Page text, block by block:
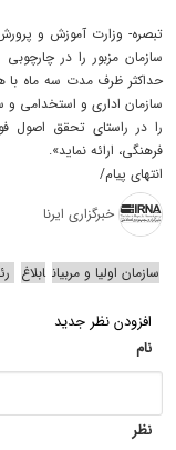
تبصره- وزارت آموزش و
سازمان مزبور را در
حداکثر ظرف مدت سه ماه با
سازمان اداری و استخدامی و
را در راستای تحقق اصول
فرهنگی، ارائه نماید».
انتهای پیام/
خبرگزاری ایرنا
سازمان اولیا و مربیان ابلاغ
افزودن نظر جدید
نام
نظر